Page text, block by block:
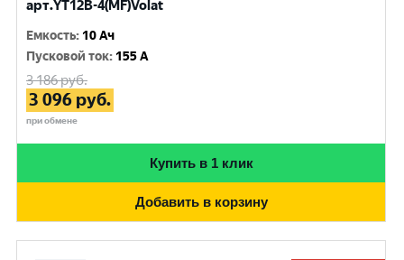
арт.YT12B-4(MF)Volat
Емкость: 10 Ач
Пусковой ток: 155 A
3 186руб.
3 096 руб.
при обмене
Купить в 1 клик
Добавить в корзину